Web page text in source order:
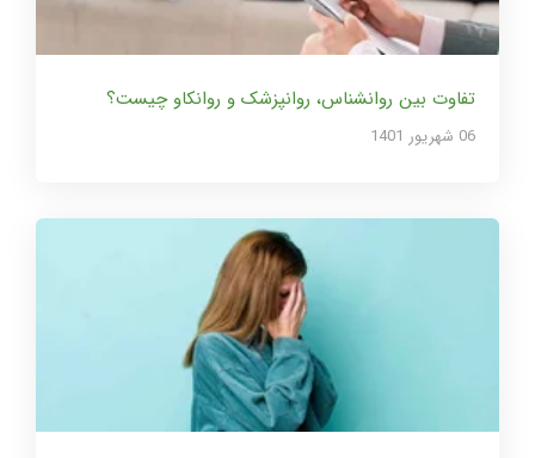
تفاوت بین روانشناس، روانپزشک و روانکاو چیست؟
06 شهریور 1401